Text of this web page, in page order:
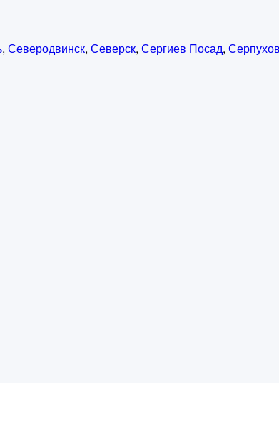
, Северодвинск, Северск, Сергиев Посад, Серпухов